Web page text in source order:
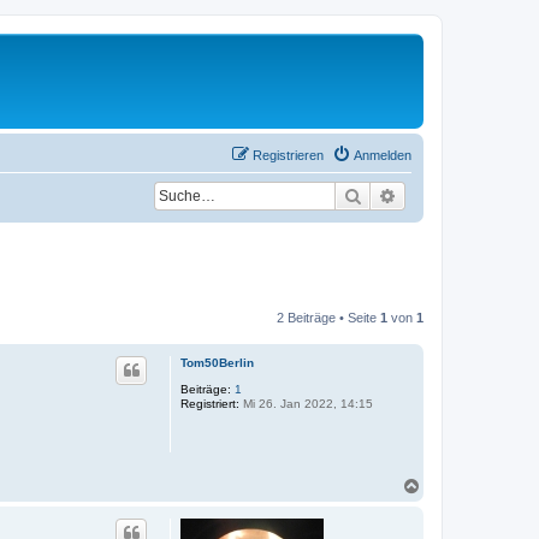
Anmelden
Registrieren
Suche
2 Beiträge • Seite 1 von 1
Tom50Berlin
Beiträge: 1
Registriert: Mi 26. Jan 2022, 14:15